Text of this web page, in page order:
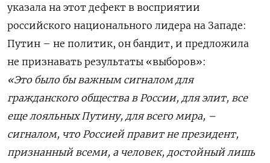
указала на этот дефект в восприятии
российского национального лидера на Западе:
Путин – не политик, он бандит, и предложила
не признавать результаты «выборов»:
«Это было бы важным сигналом для
гражданского общества в России, для элит, все
еще лояльных Путину, для всего мира, –
сигналом, что Россией правит не президент,
признанный всеми, а человек, достойный лишь